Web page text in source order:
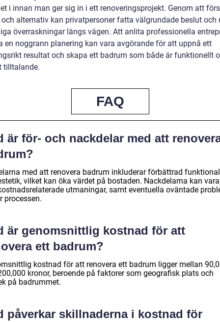
i innan man ger sig in i ett renoveringsprojekt. Genom att
alternativ kan privatpersoner fatta välgrundade beslut och
överraskningar längs vägen. Att anlita professionella
en noggrann planering kan vara avgörande för att uppnå ett
resultat och skapa ett badrum som både är funktionellt
tilltalande.
FAQ
är för- och nackdelar med att
med att renovera badrum inkluderar förbättrad
vilket kan öka värdet på bostaden. Nackdelarna kan
utmaningar, samt eventuella oväntade
processen.
är genomsnittlig kostnad för att
ett badrum?
kostnad för att renovera ett badrum ligger mellan
kronor, beroende på faktorer som geografisk plats och
på badrummet.
påverkar skillnaderna i kostnad för